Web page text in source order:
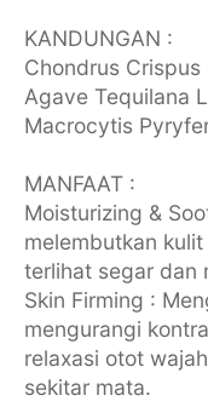
KANDUNGAN :
Chondrus Crispus
Agave Tequilana
Macrocytis
MANFAAT :
Moisturizing &
melembutkan
terlihat segar dan
Skin Firming :
mengurangi
relaxasi otot
sekitar mata.